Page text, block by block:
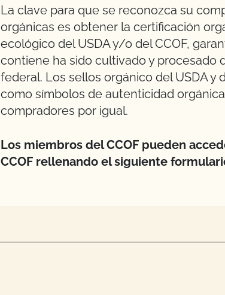
La clave para que se reconozca su
orgánicas es obtener la certificación
ecológico del USDA y/o del CCOF,
contiene ha sido cultivado y procesado
federal. Los sellos orgánico del USDA
como símbolos de autenticidad
compradores por igual.
Los miembros del CCOF pueden
CCOF rellenando el siguiente